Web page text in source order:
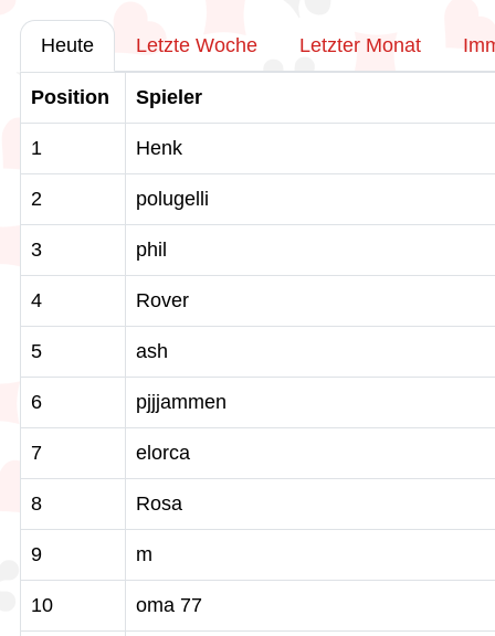
Heute Letzte Woche Letzter Monat
Position Spieler
1 Henk
2 polugelli
3 phil
4 Rover
5 ash
6 pjjjammen
7 elorca
8 Rosa
9 m
10 oma 77